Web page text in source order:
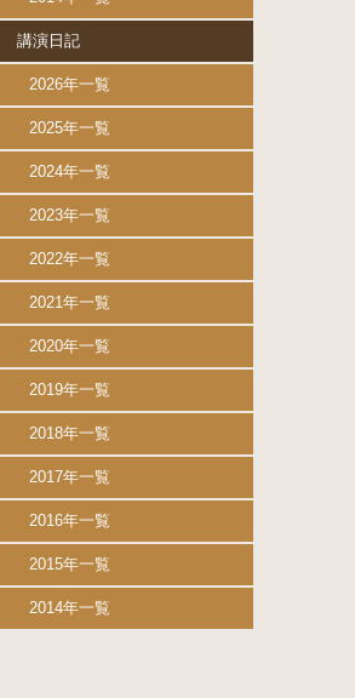
講演日記
2026年一覧
2025年一覧
2024年一覧
2023年一覧
2022年一覧
2021年一覧
2020年一覧
2019年一覧
2018年一覧
2017年一覧
2016年一覧
2015年一覧
2014年一覧